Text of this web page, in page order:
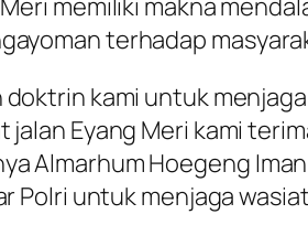
memiliki makna
terhadap
kami untuk
Eyang Meri kami
Almarhum Hoegeng
Polri untuk menjaga